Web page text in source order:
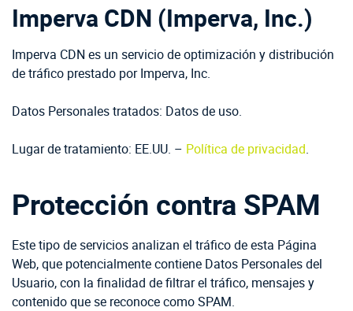
Imperva CDN (Imperva, Inc.)
Imperva CDN es un servicio de optimización y distribución
de tráfico prestado por Imperva, Inc.
Datos Personales tratados: Datos de uso.
Lugar de tratamiento: EE.UU. – Política de privacidad.
Protección contra SPAM
Este tipo de servicios analizan el tráfico de esta Página
Web, que potencialmente contiene Datos Personales del
Usuario, con la finalidad de filtrar el tráfico, mensajes y
contenido que se reconoce como SPAM.